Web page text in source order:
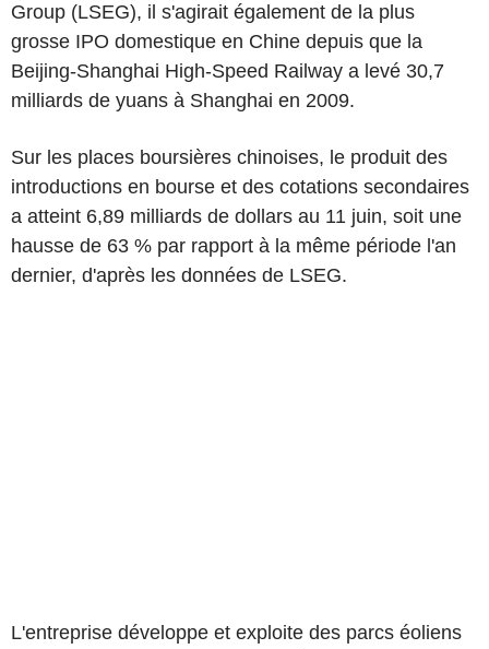
Group (LSEG), il s'agirait également de la plus
grosse IPO domestique en Chine depuis que la
Beijing-Shanghai High-Speed Railway a levé 30,7
milliards de yuans à Shanghai en 2009.
Sur les places boursières chinoises, le produit des
introductions en bourse et des cotations secondaires
a atteint 6,89 milliards de dollars au 11 juin, soit une
hausse de 63 % par rapport à la même période l'an
dernier, d'après les données de LSEG.
L'entreprise développe et exploite des parcs éoliens